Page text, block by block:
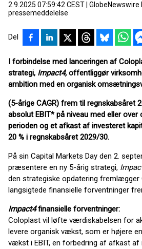
2.9.2025 07:59:42 CEST GlobeNewswire
pressemeddelelse
Del
I forbindelse med lanceringen af
strategi, Impact4,offentliggør
ambition med en organisk
(5-årige CAGR) frem til regnskabsåret
absolut EBIT* på niveau med eller
perioden og et afkast af investeret
20 % i regnskabsåret 2029/30.
På sin Capital Markets Day den 2.
præsentere en ny 5-årig strategi,
den strategiske opdatering fremlægger
langsigtede finansielle forventninger
Impact4finansielle forventninger:
Coloplast vil løfte værdiskabelsen for
levere organisk vækst, som er højere
vækst i EBIT, en forbedring af afkast